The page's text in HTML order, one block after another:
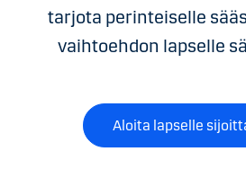
tarjota perinteiselle
vaihtoehdon lapselle
Aloita lapselle